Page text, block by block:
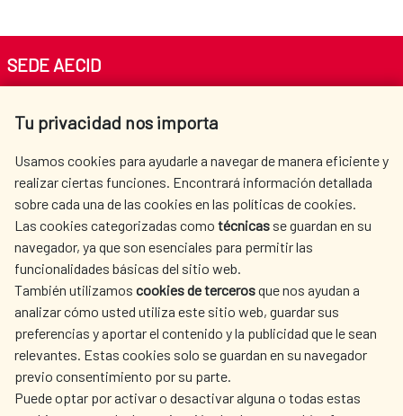
Tu privacidad nos importa
Usamos cookies para ayudarle a navegar de manera eficiente y
realizar ciertas funciones. Encontrará información detallada
sobre cada una de las cookies en las políticas de cookies.
Las cookies categorizadas como técnicas se guardan en su
navegador, ya que son esenciales para permitir las
funcionalidades básicas del sitio web.
También utilizamos cookies de tercerosque nos ayudan a
analizar cómo usted utiliza este sitio web, guardar sus
preferencias y aportar el contenido y la publicidad que le sean
relevantes. Estas cookies solo se guardan en su navegador
previo consentimiento por su parte.
Puede optar por activar o desactivar alguna o todas estas
SEDE AECID
Tel. +34 900 20 30 54​​​​​​​
AECID
WHERE DO WE COOPERATE?
SPANISH HUMANITARIAN
ACTION
PRESS ROOM
CULTURE AND SCIENCE LIBRARY
OUR SOCIAL MEDIA